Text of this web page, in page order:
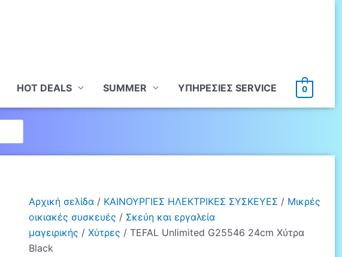
HOT DEALS SUMMER ΥΠHΡΕΣΙΕΣ SERVICE 0
Αρχική σελίδα/ ΚΑΙΝΟΥΡΓΙΕΣ ΗΛΕΚΤΡΙΚΕΣ ΣΥΣΚΕΥΕΣ / Μικρές
οικιακές συσκευές / Σκεύη και εργαλεία
μαγειρικής / Χύτρες / TEFAL Unlimited G25546 24cm Χύτρα
Black